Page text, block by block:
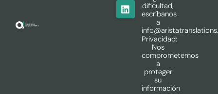
dificultad,
escríbanos
a
Privacidad:
Nos
comprometemos
a
proteger
su
información